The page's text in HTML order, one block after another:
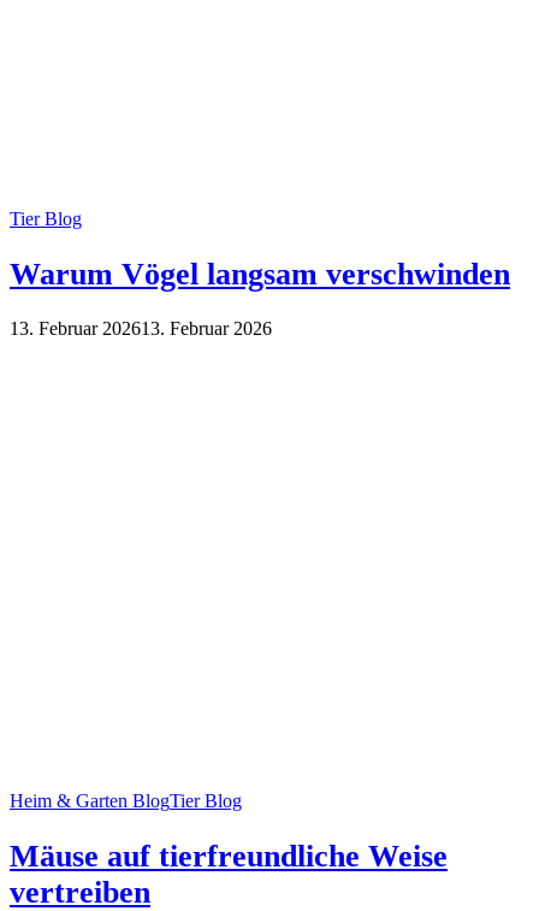
Tier Blog
Warum Vögel langsam verschwinden
13. Februar 202613. Februar 2026
Heim & Garten BlogTier Blog
Mäuse auf tierfreundliche Weise
vertreiben